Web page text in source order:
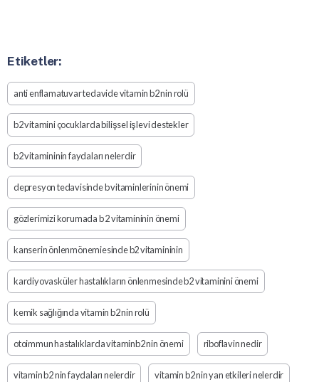
Etiketler:
anti enflamatuvar tedavide vitamin b2 nin rolü
b2 vitamini çocuklarda bilişsel işlevi destekler
b2 vitamininin faydaları nelerdir
depresyon tedavisinde b vitaminlerinin önemi
gözlerimizi korumada b 2 vitamininin önemi
kanserin önlenmönemiesinde b2 vitamininin
kardiyovasküler hastalıkların önlenmesinde b2 vitaminini önemi
kemik sağlığında vitamin b2 nin rolü
otoimmun hastalıklarda vitaminb2 nin önemi riboflavin nedir
vitamin b2 nin faydaları nelerdir vitamin b2 nin yan etkileri nelerdir